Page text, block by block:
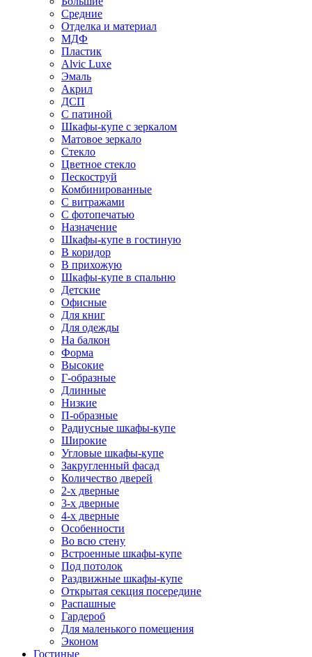
Средние
Отделка и материал
МДФ
Пластик
Alvic Luxe
Эмаль
Акрил
ДСП
С патиной
Шкафы-купе с зеркалом
Матовое зеркало
Стекло
Цветное стекло
Пескоструй
Комбинированные
С витражами
С фотопечатью
Назначение
Шкафы-купе в гостиную
В коридор
В прихожую
Шкафы-купе в спальню
Детские
Офисные
Для книг
Для одежды
На балкон
Форма
Высокие
Г-образные
Длинные
Низкие
П-образные
Радиусные шкафы-купе
Широкие
Угловые шкафы-купе
Закругленный фасад
Количество дверей
2-х дверные
3-х дверные
4-х дверные
Особенности
Во всю стену
Встроенные шкафы-купе
Под потолок
Раздвижные шкафы-купе
Открытая секция посередине
Распашные
Гардероб
Для маленького помещения
Эконом
Гостиные